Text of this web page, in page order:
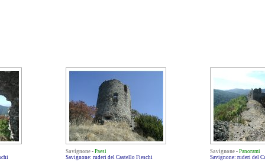
Savignone - Paesi
Savignone: ruderi del Castello Fieschi
Savignone - Panorami
Savignone: ruderi del